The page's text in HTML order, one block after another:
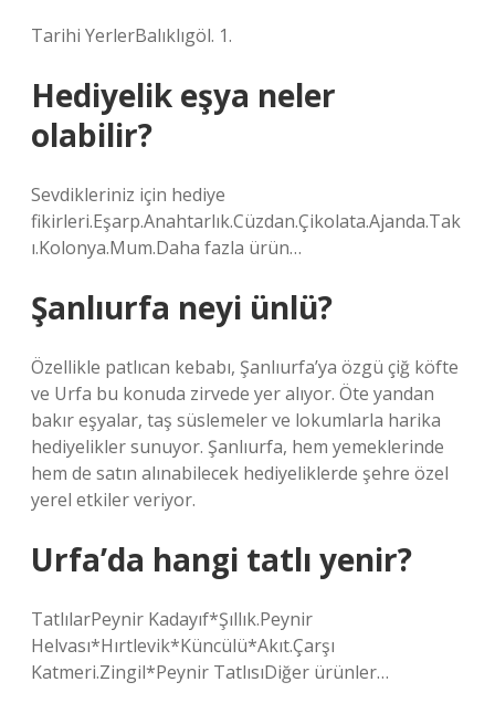
Tarihi YerlerBalıklıgöl. 1.
Hediyelik eşya neler
olabilir?
Sevdikleriniz için hediye
fikirleri.Eşarp.Anahtarlık.Cüzdan.Çikolata.Ajanda.Tak
ı.Kolonya.Mum.Daha fazla ürün…
Şanlıurfa neyi ünlü?
Özellikle patlıcan kebabı, Şanlıurfa’ya özgü çiğ köfte
ve Urfa bu konuda zirvede yer alıyor. Öte yandan
bakır eşyalar, taş süslemeler ve lokumlarla harika
hediyelikler sunuyor. Şanlıurfa, hem yemeklerinde
hem de satın alınabilecek hediyeliklerde şehre özel
yerel etkiler veriyor.
Urfa’da hangi tatlı yenir?
TatlılarPeynir Kadayıf*Şıllık.Peynir
Helvası*Hırtlevik*Küncülü*Akıt.Çarşı
Katmeri.Zingil*Peynir TatlısıDiğer ürünler…